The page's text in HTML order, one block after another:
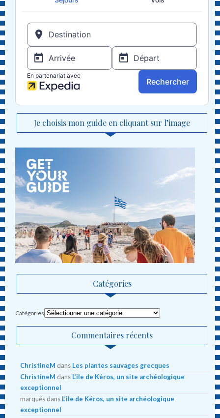
Je choisis mon guide en cliquant sur l’image
Catégories
Catégories
Commentaires récents
ChristineM dans Les plantes sauvages grecques
ChristineM dans L’ile de Kéros, un site archéologique
exceptionnel
marqués dans L’ile de Kéros, un site archéologique
exceptionnel